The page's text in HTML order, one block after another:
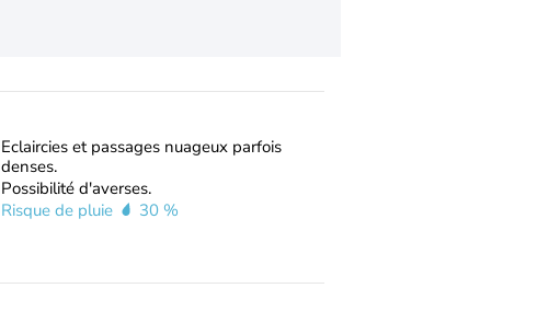
Eclaircies et passages nuageux parfois
denses.
Possibilité d'averses.
Risque de pluie
30 %